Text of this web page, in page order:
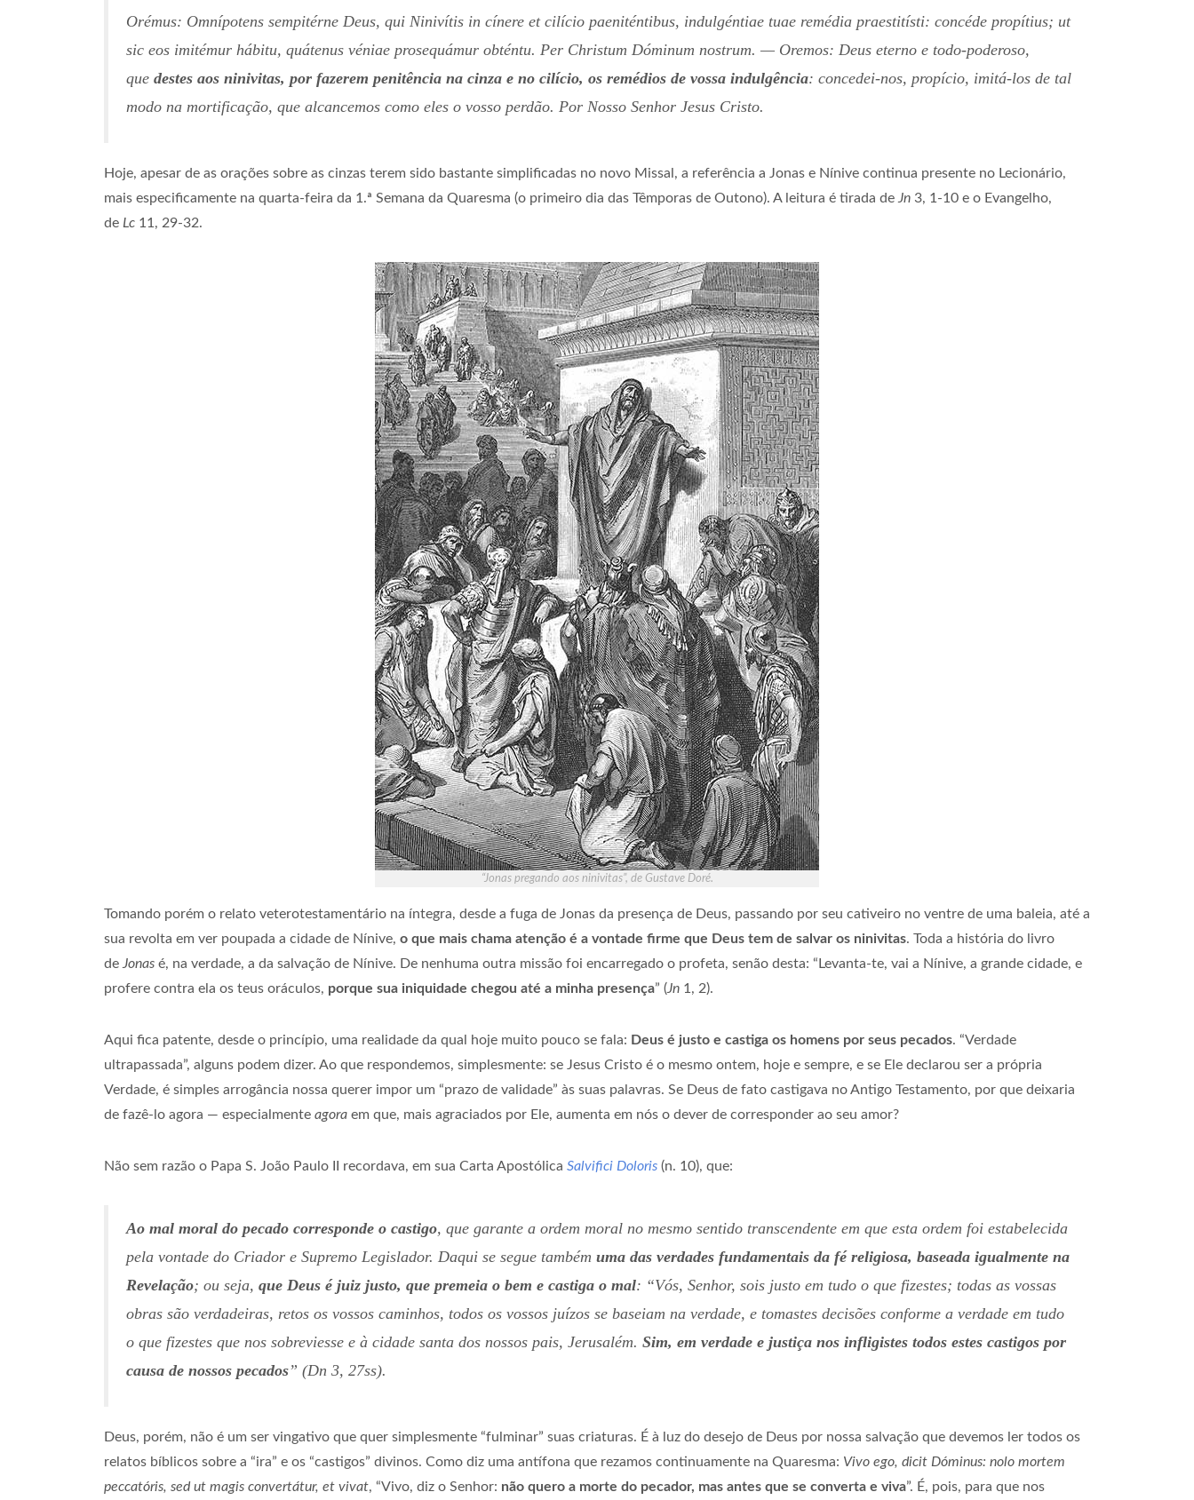
Orémus: Omnípotens sempitérne Deus, qui Ninivítis in cínere et cilício paeniténtibus, indulgéntiae tuae remédia praestitísti: concéde propítius; ut
sic eos imitémur hábitu, quátenus véniae prosequámur obténtu. Per Christum Dóminum nostrum. — Oremos: Deus eterno e todo-poderoso,
que destes aos ninivitas, por fazerem penitência na cinza e no cilício, os remédios de vossa indulgência: concedei-nos, propício, imitá-los de tal
modo na mortificação, que alcancemos como eles o vosso perdão. Por Nosso Senhor Jesus Cristo.
Hoje, apesar de as orações sobre as cinzas terem sido bastante simplificadas no novo Missal, a referência a Jonas e Nínive continua presente no Lecionário,
mais especificamente na quarta-feira da 1.ª Semana da Quaresma (o primeiro dia das Têmporas de Outono). A leitura é tirada de Jn 3, 1-10 e o Evangelho,
de Lc 11, 29-32.
“Jonas pregando aos ninivitas”, de Gustave Doré.
Tomando porém o relato veterotestamentário na íntegra, desde a fuga de Jonas da presença de Deus, passando por seu cativeiro no ventre de uma baleia, até a
sua revolta em ver poupada a cidade de Nínive, o que mais chama atenção é a vontade firme que Deus tem de salvar os ninivitas. Toda a história do livro
de Jonas é, na verdade, a da salvação de Nínive. De nenhuma outra missão foi encarregado o profeta, senão desta: “Levanta-te, vai a Nínive, a grande cidade, e
profere contra ela os teus oráculos, porque sua iniquidade chegou até a minha presença” (Jn 1, 2).
Aqui fica patente, desde o princípio, uma realidade da qual hoje muito pouco se fala: Deus é justo e castiga os homens por seus pecados. “Verdade
ultrapassada”, alguns podem dizer. Ao que respondemos, simplesmente: se Jesus Cristo é o mesmo ontem, hoje e sempre, e se Ele declarou ser a própria
Verdade, é simples arrogância nossa querer impor um “prazo de validade” às suas palavras. Se Deus de fato castigava no Antigo Testamento, por que deixaria
de fazê-lo agora — especialmente agora em que, mais agraciados por Ele, aumenta em nós o dever de corresponder ao seu amor?
Não sem razão o Papa S. João Paulo II recordava, em sua Carta Apostólica Salvifici Doloris (n. 10), que:
Ao mal moral do pecado corresponde o castigo, que garante a ordem moral no mesmo sentido transcendente em que esta ordem foi estabelecida
pela vontade do Criador e Supremo Legislador. Daqui se segue também uma das verdades fundamentais da fé religiosa, baseada igualmente na
Revelação; ou seja, que Deus é juiz justo, que premeia o bem e castiga o mal: “Vós, Senhor, sois justo em tudo o que fizestes; todas as vossas
obras são verdadeiras, retos os vossos caminhos, todos os vossos juízos se baseiam na verdade, e tomastes decisões conforme a verdade em tudo
o que fizestes que nos sobreviesse e à cidade santa dos nossos pais, Jerusalém. Sim, em verdade e justiça nos infligistes todos estes castigos por
causa de nossos pecados” (Dn 3, 27ss).
Deus, porém, não é um ser vingativo que quer simplesmente “fulminar” suas criaturas. É à luz do desejo de Deus por nossa salvação que devemos ler todos os
relatos bíblicos sobre a “ira” e os “castigos” divinos. Como diz uma antífona que rezamos continuamente na Quaresma: Vivo ego, dicit Dóminus: nolo mortem
peccatóris, sed ut magis convertátur, et vivat, “Vivo, diz o Senhor: não quero a morte do pecador, mas antes que se converta e viva”. É, pois, para que nos